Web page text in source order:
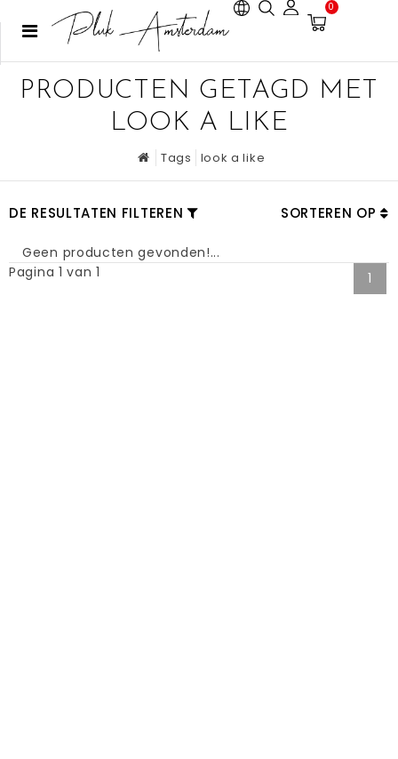
0
PRODUCTEN GETAGD MET
LOOK A LIKE
Tags look a like
DE RESULTATEN FILTEREN SORTEREN OP
Geen producten gevonden!...
Pagina 1 van 1
1